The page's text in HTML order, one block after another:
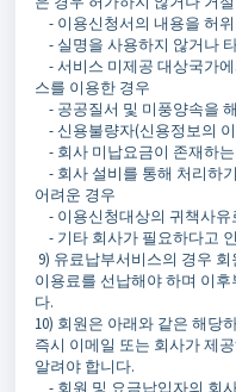
- 이용신청서의 내용을 허
- 실명을 사용하지 않거나
- 서비스 미제공 대상국가
스를 이용한 경우
- 공공질서 및 미풍양속을
- 신용불량자(신용정보의
- 회사 미납요금이 존재하
- 회사 설비를 통해 처리하
어려운 경우
- 이용신청대상의 귀책사유
- 기타 회사가 필요하다고
9) 유료납부서비스의 경우
이용료를 선납해야 하며 이
다.
10) 회원은 아래와 같은 해당
즉시 이메일 또는 회사가 제
알려야 합니다.
- 회원 및 요금납입자의 회